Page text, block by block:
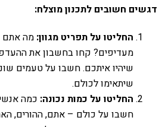
דגשים חשובים לתכנון מוצלח:
החליטו על תפריט מגוון: מה אתם
מעדיפים? קחו בחשבון את
שיהיו איתכם. חשבו על טעמים
שיתאימו לכולם.
החליטו על כמות נכונה: כמה
חשבו על כולם – אתם, ההורים,